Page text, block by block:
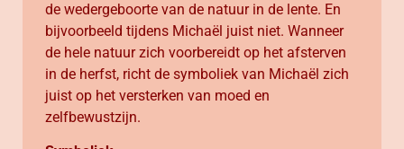
de wedergeboorte van de natuur in de lente. En
bijvoorbeeld tijdens Michaël juist niet. Wanneer
de hele natuur zich voorbereidt op het afsterven
in de herfst, richt de symboliek van Michaël zich
juist op het versterken van moed en
zelfbewustzijn.